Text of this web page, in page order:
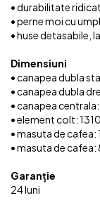
• durabilitate
• perne moi cu
• huse detasabile,
Dimensiuni
• canapea dubla
• canapea dubla
• canapea
• element colt:
• masuta de cafea:
• masuta de
Garanție
24 luni